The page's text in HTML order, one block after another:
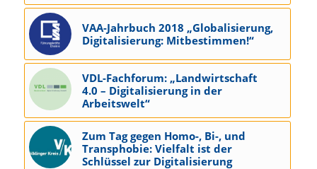
VAA-Jahrbuch 2018 „Globalisierung,
Digitalisierung: Mitbestimmen!“
VDL-Fachforum: „Landwirtschaft
4.0 – Digitalisierung in der
Arbeitswelt“
Zum Tag gegen Homo-, Bi-, und
Transphobie: Vielfalt ist der
Schlüssel zur Digitalisierung